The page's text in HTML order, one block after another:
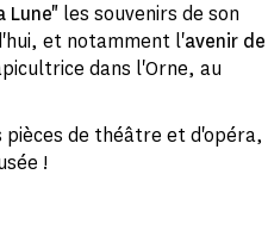
Lune" les souvenirs de son
et notamment l'avenir de
dans l'Orne, au
pièces de théâtre et d'opéra,
!